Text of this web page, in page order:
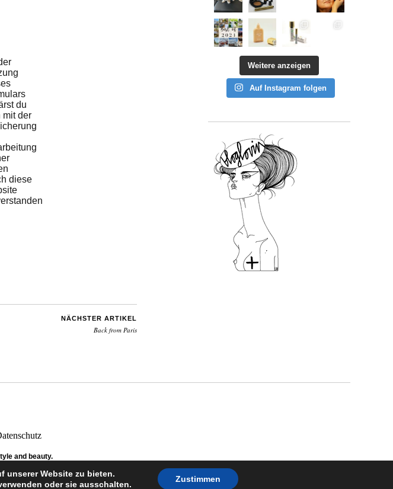
du
mit der
diese
NÄCHSTER ARTIKEL
Back from Paris
Weitere anzeigen
Auf Instagram folgen
and beauty.
unserer Website zu bieten.
oder sie ausschalten.
Zustimmen